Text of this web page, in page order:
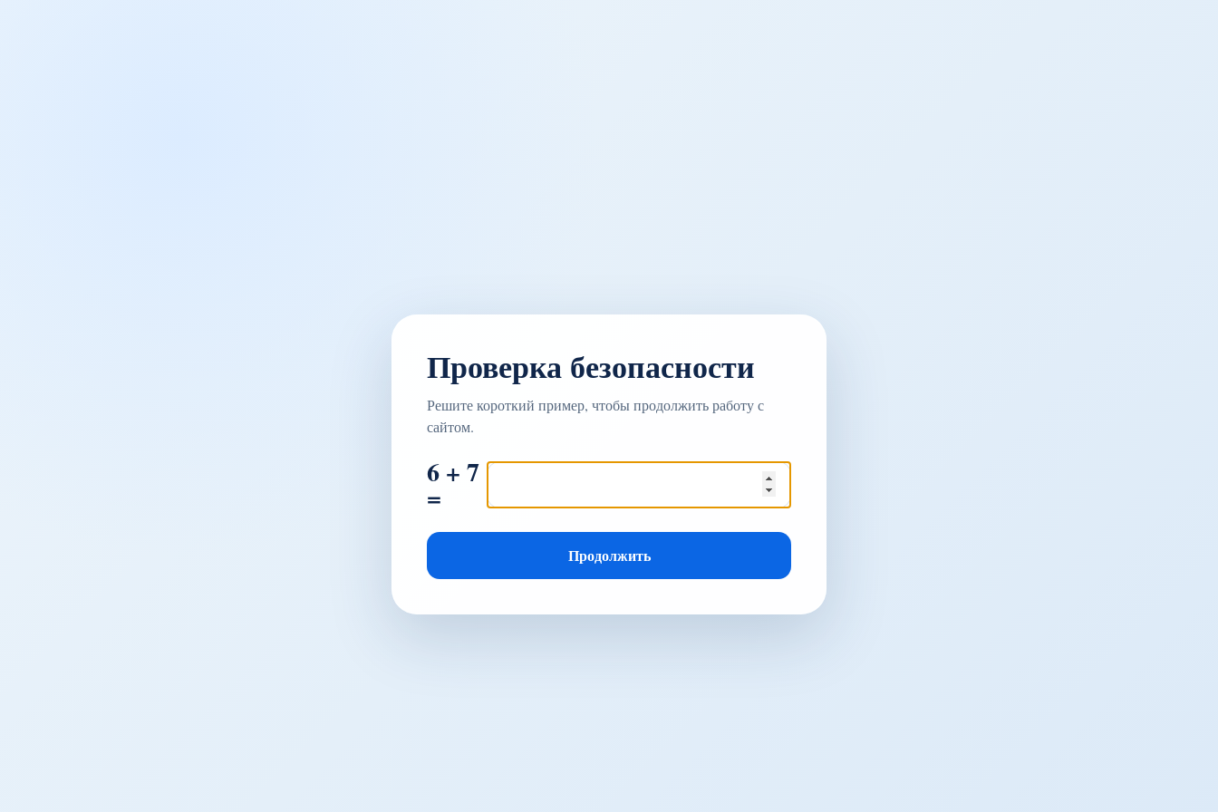
Проверка безопасности
Решите короткий пример, чтобы продолжить работу с
сайтом.
6 + 7
=
Продолжить